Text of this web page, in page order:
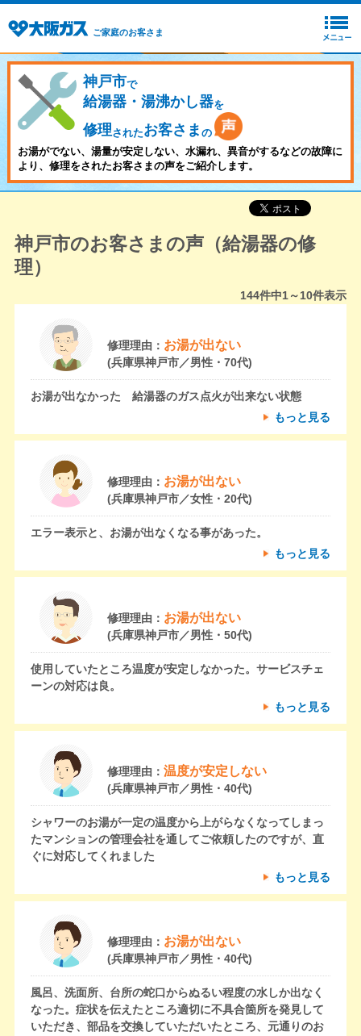
ご家庭のお客さま
神戸市で
給湯器・湯沸かし器を
修理されたお客さま の
お湯がでない、湯量が安定しない、水漏れ、異音がするなどの故障に
より、修理をされたお客さまの声をご紹介します。
神戸市のお客さまの声（給湯器の修
理）
144件中1～10件表示
修理理由： お湯が出ない
(兵庫県神戸市／男性・70代)
お湯が出なかった 給湯器のガス点火が出来ない状態
もっと見る
修理理由： お湯が出ない
(兵庫県神戸市／女性・20代)
エラー表示と、お湯が出なくなる事があった。
もっと見る
修理理由： お湯が出ない
(兵庫県神戸市／男性・50代)
使用していたところ温度が安定しなかった。サービスチェ
ーンの対応は良。
もっと見る
修理理由： 温度が安定しない
(兵庫県神戸市／男性・40代)
シャワーのお湯が一定の温度から上がらなくなってしまっ
たマンションの管理会社を通してご依頼したのですが、直
ぐに対応してくれました
もっと見る
修理理由： お湯が出ない
(兵庫県神戸市／男性・40代)
風呂、洗面所、台所の蛇口からぬるい程度の水しか出なく
なった。症状を伝えたところ適切に不具合箇所を発見して
いただき、部品を交換していただいたところ、元通りのお